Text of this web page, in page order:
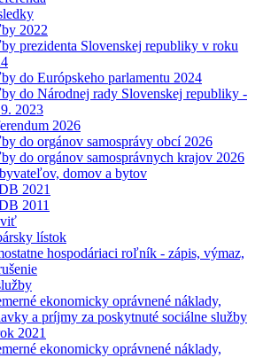
2022
prezidenta Slovenskej republiky v roku
do Európskeho parlamentu 2024
do Národnej rady Slovenskej republiky -
2023
2026
do orgánov samosprávy obcí 2026
do orgánov samosprávnych krajov 2026
domov a bytov
2021
2011
lístok
hospodáriaci roľník - zápis, výmaz,
ekonomicky oprávnené náklady,
a príjmy za poskytnuté sociálne služby
2021
ekonomicky oprávnené náklady,